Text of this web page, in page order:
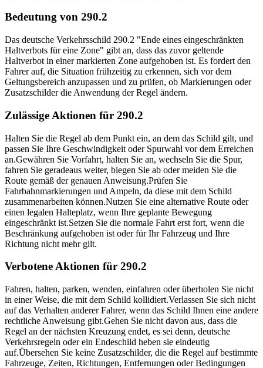
Bedeutung von 290.2
Das deutsche Verkehrsschild 290.2 "Ende eines eingeschränkten
Haltverbots für eine Zone" gibt an, dass das zuvor geltende
Haltverbot in einer markierten Zone aufgehoben ist. Es fordert den
Fahrer auf, die Situation frühzeitig zu erkennen, sich vor dem
Geltungsbereich anzupassen und zu prüfen, ob Markierungen oder
Zusatzschilder die Anwendung der Regel ändern.
Zulässige Aktionen für 290.2
Halten Sie die Regel ab dem Punkt ein, an dem das Schild gilt, und
passen Sie Ihre Geschwindigkeit oder Spurwahl vor dem Erreichen
an.Gewähren Sie Vorfahrt, halten Sie an, wechseln Sie die Spur,
fahren Sie geradeaus weiter, biegen Sie ab oder meiden Sie die
Route gemäß der genauen Anweisung.Prüfen Sie
Fahrbahnmarkierungen und Ampeln, da diese mit dem Schild
zusammenarbeiten können.Nutzen Sie eine alternative Route oder
einen legalen Halteplatz, wenn Ihre geplante Bewegung
eingeschränkt ist.Setzen Sie die normale Fahrt erst fort, wenn die
Beschränkung aufgehoben ist oder für Ihr Fahrzeug und Ihre
Richtung nicht mehr gilt.
Verbotene Aktionen für 290.2
Fahren, halten, parken, wenden, einfahren oder überholen Sie nicht
in einer Weise, die mit dem Schild kollidiert.Verlassen Sie sich nicht
auf das Verhalten anderer Fahrer, wenn das Schild Ihnen eine andere
rechtliche Anweisung gibt.Gehen Sie nicht davon aus, dass die
Regel an der nächsten Kreuzung endet, es sei denn, deutsche
Verkehrsregeln oder ein Endeschild heben sie eindeutig
auf.Übersehen Sie keine Zusatzschilder, die die Regel auf bestimmte
Fahrzeuge, Zeiten, Richtungen, Entfernungen oder Bedingungen